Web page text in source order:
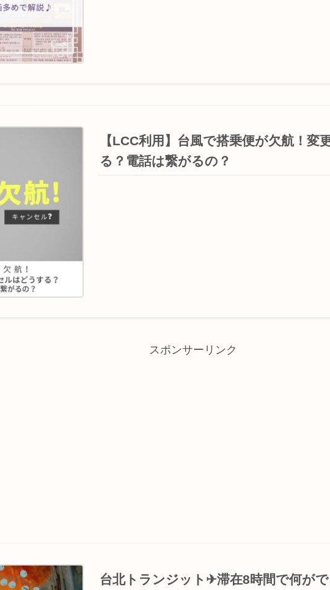
【LCC利用】台風で搭乗便が欠航！
る？電話は繋がるの？
スポンサーリンク
台北トランジット✈滞在8時間で何がで